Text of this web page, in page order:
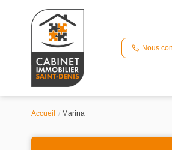
Nous
Accueil Marina